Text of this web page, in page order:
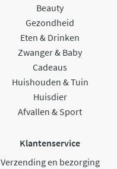
Beauty
Gezondheid
Eten & Drinken
Zwanger & Baby
Cadeaus
Huishouden & Tuin
Huisdier
Afvallen & Sport
Klantenservice
Verzending en bezorging